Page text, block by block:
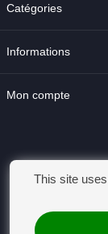
Catégories
Informations
Mon compte
This site